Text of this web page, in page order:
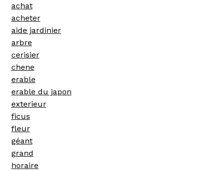
achat
acheter
aide jardinier
arbre
cerisier
chene
erable
erable du japon
exterieur
ficus
fleur
géant
grand
horaire